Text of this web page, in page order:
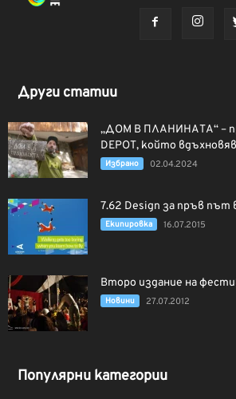
Други статии
„ДОМ В ПЛАНИНАТА“ –
DEPOT, който
Избрано 02.04.2024
7.62 Design за пръв път
Екипировка 16.07.2015
Второ издание на
Новини 27.07.2012
Популярни категории